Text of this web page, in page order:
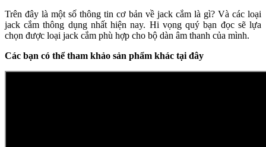
Trên đây là một số thông tin cơ bản về jack cắm là gì? Và các loại
jack cắm thông dụng nhất hiện nay. Hi vọng quý bạn đọc sẽ lựa
chọn được loại jack cắm phù hợp cho bộ dàn âm thanh của mình.
Các bạn có thể tham khảo sản phẩm khác tại đây